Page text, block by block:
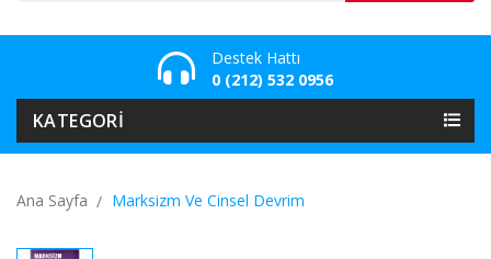
Destek Hattı
0 (212) 532 0956
KATEGORI
Ana Sayfa Marksizm Ve Cinsel Devrim